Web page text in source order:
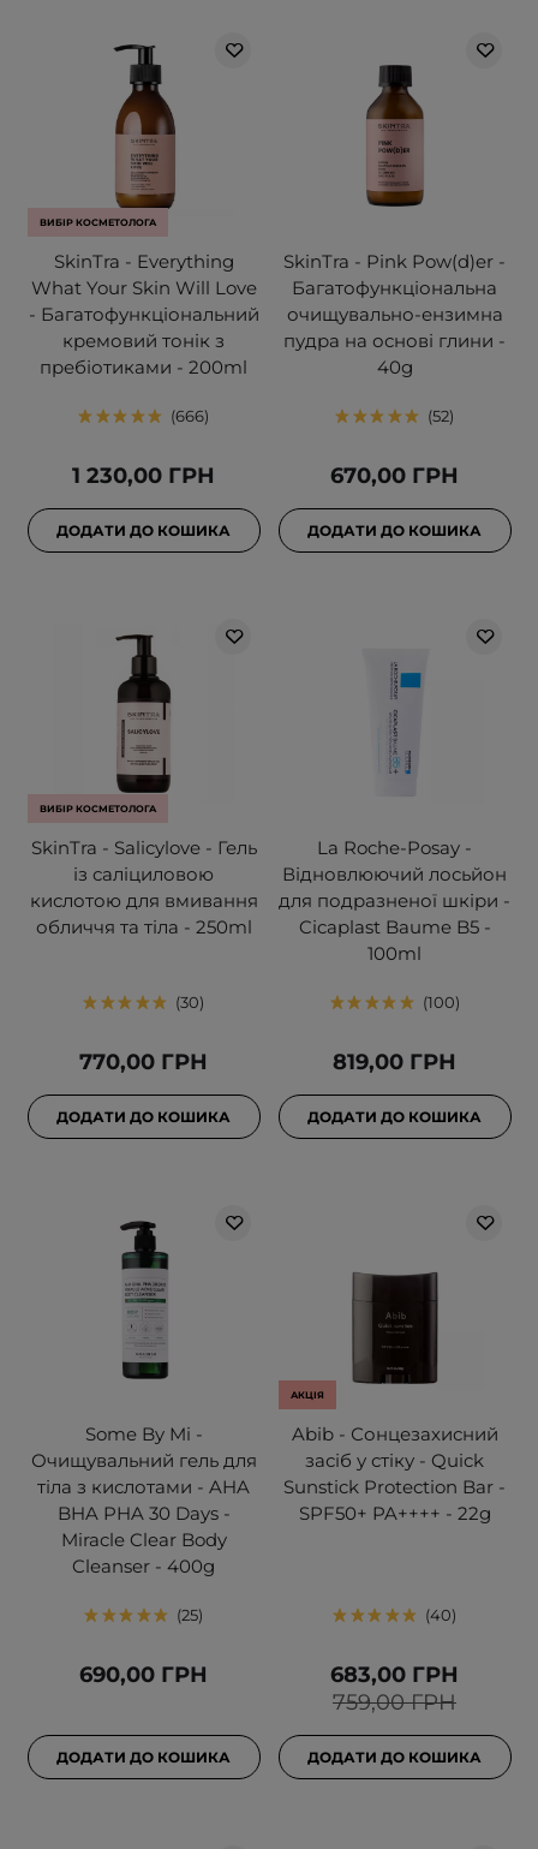
ВИБІР КОСМЕТОЛОГА
SkinTra - Everything
What Your Skin Will Love
- Багатофункціональний
кремовий тонік з
пребіотиками - 200ml
666
1 230,00 ГРН
ДОДАТИ ДО КОШИКА
SkinTra - Pink Pow(d)er -
Багатофункціональна
очищувально-ензимна
пудра на основі глини -
40g
52
670,00 ГРН
ДОДАТИ ДО КОШИКА
ВИБІР КОСМЕТОЛОГА
SkinTra - Salicylove - Гель
із саліциловою
кислотою для вмивання
обличчя та тіла - 250ml
30
770,00 ГРН
ДОДАТИ ДО КОШИКА
La Roche-Posay -
Відновлюючий лосьйон
для подразненої шкіри -
Cicaplast Baume B5 -
100ml
100
819,00 ГРН
ДОДАТИ ДО КОШИКА
Some By Mi -
Очищувальний гель для
тіла з кислотами - AHA
BHA PHA 30 Days -
Miracle Clear Body
Cleanser - 400g
25
690,00 ГРН
ДОДАТИ ДО КОШИКА
АКЦІЯ
Abib - Сонцезахисний
засіб у стіку - Quick
Sunstick Protection Bar -
SPF50+ PA++++ - 22g
40
759,00 ГРН
683,00 ГРН
ДОДАТИ ДО КОШИКА